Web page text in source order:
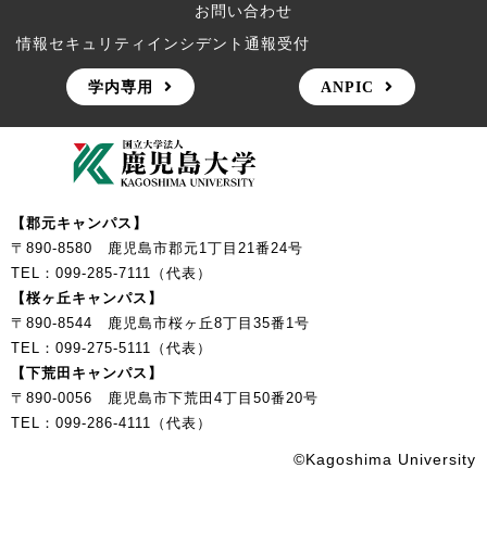
お問い合わせ
情報セキュリティインシデント通報受付
学内専用 ANPIC
【郡元キャンパス】
〒890-8580 鹿児島市郡元1丁目21番24号
TEL：099-285-7111（代表）
【桜ヶ丘キャンパス】
〒890-8544 鹿児島市桜ヶ丘8丁目35番1号
TEL：099-275-5111（代表）
【下荒田キャンパス】
〒890-0056 鹿児島市下荒田4丁目50番20号
TEL：099-286-4111（代表）
©Kagoshima University